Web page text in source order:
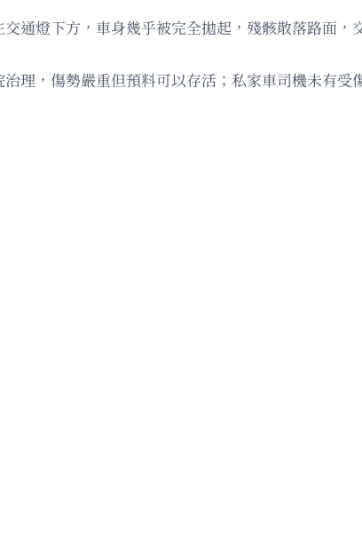
通燈下方，車身幾乎被完全拋起，殘骸散落路面，
理，傷勢嚴重但預料可以存活；私家車司機未有受